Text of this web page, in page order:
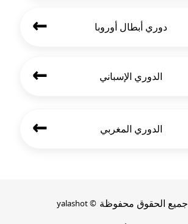
دوري أبطال أوروبا ←
الدوري الإسباني ←
الدوري المغربي ←
جميع الحقوق محفوظة © yalashot